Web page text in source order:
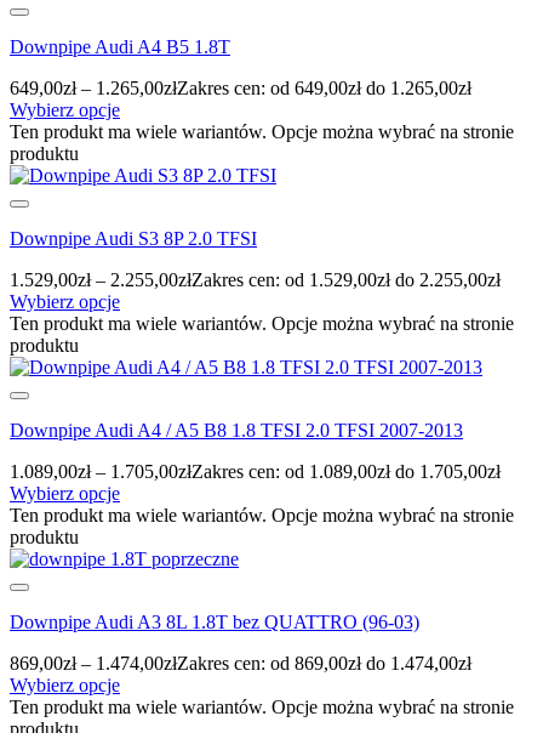
Downpipe Audi A4 B5 1.8T
649,00zł – 1.265,00złZakres cen: od 649,00zł do 1.265,00zł
Wybierz opcje
Ten produkt ma wiele wariantów. Opcje można wybrać na stronie
produktu
Downpipe Audi S3 8P 2.0 TFSI
1.529,00zł – 2.255,00złZakres cen: od 1.529,00zł do 2.255,00zł
Wybierz opcje
Ten produkt ma wiele wariantów. Opcje można wybrać na stronie
produktu
Downpipe Audi A4 / A5 B8 1.8 TFSI 2.0 TFSI 2007-2013
1.089,00zł – 1.705,00złZakres cen: od 1.089,00zł do 1.705,00zł
Wybierz opcje
Ten produkt ma wiele wariantów. Opcje można wybrać na stronie
produktu
Downpipe Audi A3 8L 1.8T bez QUATTRO (96-03)
869,00zł – 1.474,00złZakres cen: od 869,00zł do 1.474,00zł
Wybierz opcje
Ten produkt ma wiele wariantów. Opcje można wybrać na stronie
produktu